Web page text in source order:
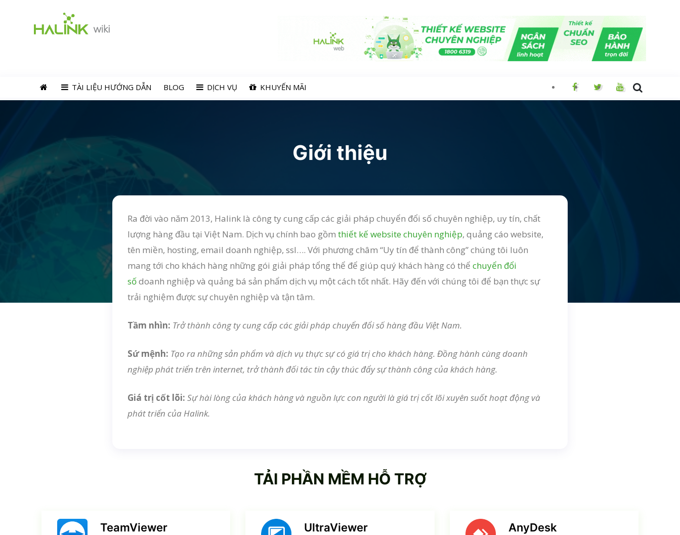
TÀI LIỆU HƯỚNG DẪN BLOG DỊCH VỤ KHUYẾN MÃI
Giới thiệu
Ra đời vào năm 2013, Halink là công ty cung cấp các giải pháp chuyển đổi số chuyên nghiệp, uy tín, chất
lượng hàng đầu tại Việt Nam. Dịch vụ chính bao gồm thiết kế website chuyên nghiệp, quảng cáo website,
tên miền, hosting, email doanh nghiệp, ssl…. Với phương châm “Uy tín để thành công” chúng tôi luôn
mang tới cho khách hàng những gói giải pháp tổng thể để giúp quý khách hàng có thể chuyển đổi
sốdoanh nghiệp và quảng bá sản phẩm dịch vụ một cách tốt nhất. Hãy đến với chúng tôi để bạn thực sự
trải nghiệm được sự chuyên nghiệp và tận tâm.
Tầm nhìn: Trở thành công ty cung cấp các giải pháp chuyển đổi số hàng đầu Việt Nam.
Sứ mệnh: Tạo ra những sản phẩm và dịch vụ thực sự có giá trị cho khách hàng. Đồng hành cùng doanh
nghiệp phát triển trên internet, trở thành đối tác tin cậy thúc đẩy sự thành công của khách hàng.
Giá trị cốt lõi: Sự hài lòng của khách hàng và nguồn lực con người là giá trị cốt lõi xuyên suốt hoạt động và
phát triển của Halink.
TẢI PHẦN MỀM HỖ TRỢ
TeamViewer UltraViewer AnyDesk